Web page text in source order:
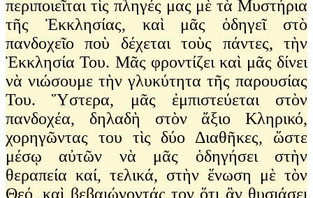
περιποιεῖται τὶς πληγές μας μὲ τὰ Μυστήρια
τῆς Ἐκκλησίας, καὶ μᾶς ὁδηγεῖ στὸ
πανδοχεῖο ποὺ δέχεται τοὺς πάντες, τὴν
Ἐκκλησία Του. Μᾶς φροντίζει καὶ μᾶς δίνει
νὰ νιώσουμε τὴν γλυκύτητα τῆς παρουσίας
Του. Ὕστερα, μᾶς ἐμπιστεύεται στὸν
πανδοχέα, δηλαδὴ στὸν ἄξιο Κληρικό,
χορηγῶντας του τὶς δύο Διαθῆκες, ὥστε
μέσῳ αὐτῶν νὰ μᾶς ὁδηγήσει στὴν
θεραπεία καί, τελικά, στὴν ἕνωση μὲ τὸν
Θεό, καὶ βεβαιώνοντάς τον ὅτι ἂν θυσιάσει